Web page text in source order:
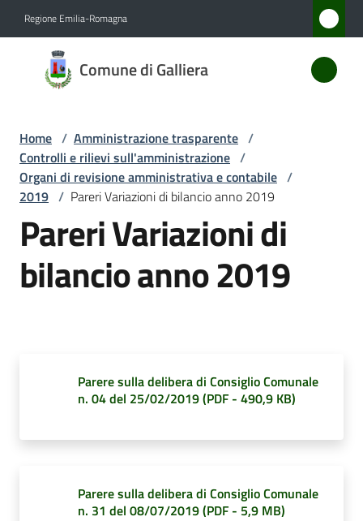
Regione Emilia-Romagna
Comune di Galliera
Comune
di
Amministrazione
Menu selezionato
Novità
Servizi
Trasparente
Home / Amministrazione trasparente /
Controlli e rilievi sull'amministrazione /
Organi di revisione amministrativa e contabile /
2019 / Pareri Variazioni di bilancio anno 2019
Pareri Variazioni di
bilancio anno 2019
Parere sulla delibera di Consiglio Comunale
n. 04 del 25/02/2019(PDF - 490,9 KB)
Parere sulla delibera di Consiglio Comunale
n. 31 del 08/07/2019(PDF - 5,9 MB)